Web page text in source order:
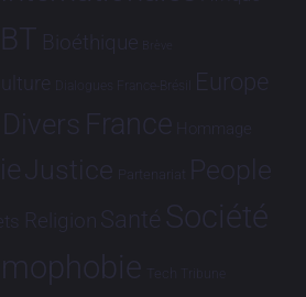
Bioéthique Brève
Culture Dialogues France-Brésil Europe
France Hommage
Justice Partenariat People
Religion Santé Société
Tech Tribune